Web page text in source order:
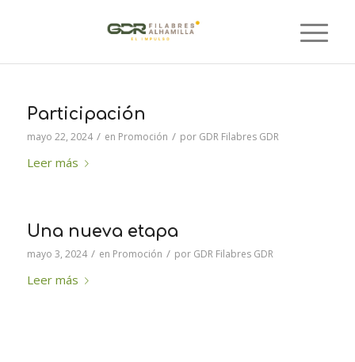
Participación
mayo 22, 2024 / en Promoción / por GDR Filabres GDR
Leer más
Una nueva etapa
mayo 3, 2024 / en Promoción / por GDR Filabres GDR
Leer más